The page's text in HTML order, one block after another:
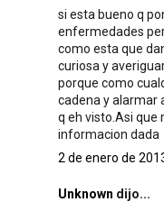
si esta bueno q
enfermedades
como esta que
curiosa y
porque como
cadena y alarmar
q eh visto.Asi que
informacion dada
2 de enero de
Unknown dijo...